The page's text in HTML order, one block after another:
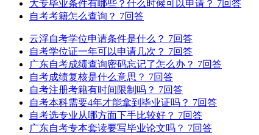
大专毕业条件有哪些？什么时候可以申请？ 7回答
自考考籍怎么查询？ 7回答
云浮自考学位申请条件是什么？ 7回答
自考学位证一年可以申请几次？ 7回答
广东自考成绩查询密码忘记了怎么办？ 7回答
自考成绩复核是什么意思？ 7回答
自考注册考籍有时间限制吗？ 7回答
自考本科需要4年才能拿到毕业证吗？ 7回答
自考选专业从哪方面下手比较好？ 7回答
广东自考专本套读要写毕业论文吗？ 7回答